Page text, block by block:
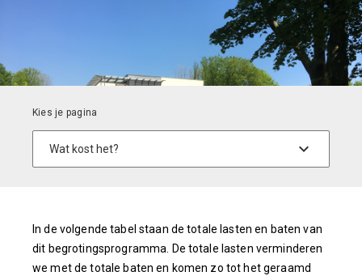
In de volgende tabel staan de totale lasten en baten van
dit begrotingsprogramma. De totale lasten verminderen
we met de totale baten en komen zo tot het geraamd